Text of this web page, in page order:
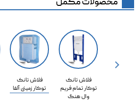

فلاش تانک
توکار زمینی آلفا
فلاش تانک
توکار تمام فریم
وال هنگ